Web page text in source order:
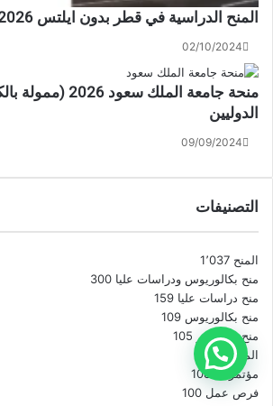
المنح الدراسية في قطر بدون ايلتس 2026
02/10/2024
منحة جامعة الملك
الدوليين
09/09/2024
التصنيفات
المنح 1٬037
منح بكالوريوس ودراسات عليا 300
منح دراسات عليا 159
منح بكالوريوس 109
منح ماجستير 105
المدونة 306
مؤتمرات 108
فرص عمل 100